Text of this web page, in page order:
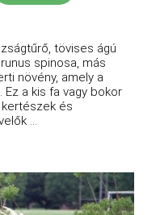
tövises ágú
spinosa, más
növény, amely a
a kis fa vagy bokor
és
...